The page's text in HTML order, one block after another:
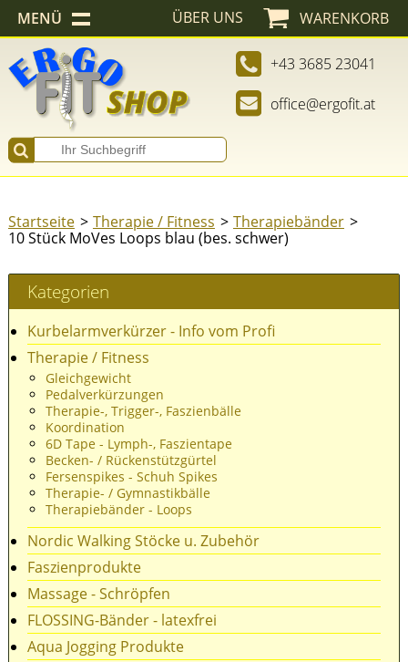
WARENKORB
ÜBER UNS
+43 3685 23041
office@ergofit.at
MENÜ
Startseite Therapie / Fitness
Therapiebänder
10 Stück MoVes Loops blau (bes. schwer)
Kategorien
Kurbelarmverkürzer - Info vom Profi
Therapie / Fitness
Gleichgewicht
Pedalverkürzungen
Therapie-, Trigger-, Faszienbälle
Koordination
6D Tape - Lymph-, Faszientape
Becken- / Rückenstützgürtel
Fersenspikes - Schuh Spikes
Therapie- / Gymnastikbälle
Therapiebänder - Loops
Nordic Walking Stöcke u. Zubehör
Faszienprodukte
Massage - Schröpfen
FLOSSING-Bänder - latexfrei
Aqua Jogging Produkte